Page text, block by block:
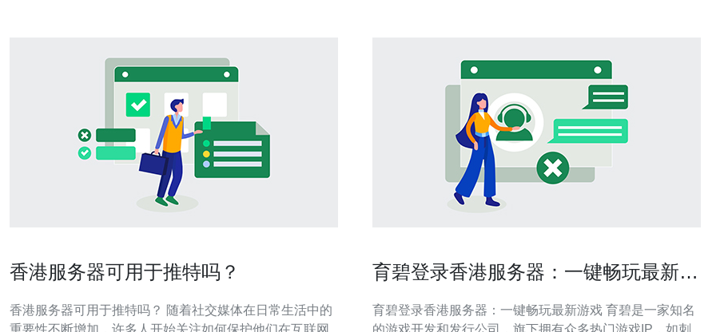
香港服务器可用于推特吗？
香港服务器可用于推特吗？ 随着社交媒体在日常生活中的
重要性不断增加，许多人开始关注如何保护他们在互联网
育碧登录香港服务器：一键畅玩最新游
育碧登录香港服务器：一键畅玩最新游戏 育碧是一家知名
的游戏开发和发行公司，旗下拥有众多热门游戏IP，如刺